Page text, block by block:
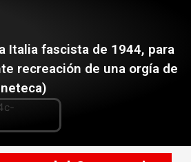
Italia fascista de 1944, para
recreación de una orgía de